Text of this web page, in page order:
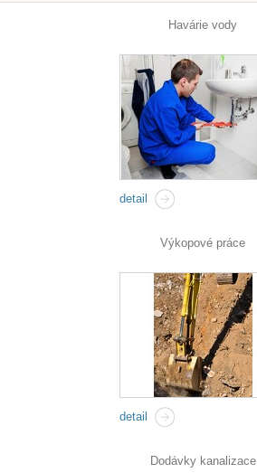
Havárie vody
detail
Výkopové práce
detail
Dodávky kanalizace